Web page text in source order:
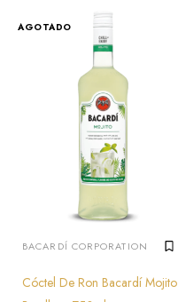
AGOTADO
BACARDÍ CORPORATION
Cóctel De Ron Bacardí Mojito